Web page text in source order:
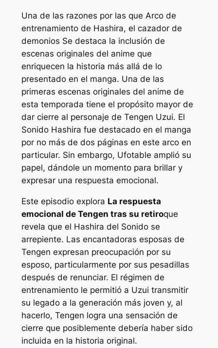
Una de las razones por las que Arco de
entrenamiento de Hashira, el cazador de
demonios Se destaca la inclusión de
escenas originales del anime que
enriquecen la historia más allá de lo
presentado en el manga. Una de las
primeras escenas originales del anime de
esta temporada tiene el propósito mayor de
dar cierre al personaje de Tengen Uzui. El
Sonido Hashira fue destacado en el manga
por no más de dos páginas en este arco en
particular. Sin embargo, Ufotable amplió su
papel, dándole un momento para brillar y
expresar una respuesta emocional.
Este episodio explora La respuesta
emocional de Tengen tras su retiroque
revela que el Hashira del Sonido se
arrepiente. Las encantadoras esposas de
Tengen expresan preocupación por su
esposo, particularmente por sus pesadillas
después de renunciar. El régimen de
entrenamiento le permitió a Uzui transmitir
su legado a la generación más joven y, al
hacerlo, Tengen logra una sensación de
cierre que posiblemente debería haber sido
incluida en la historia original.